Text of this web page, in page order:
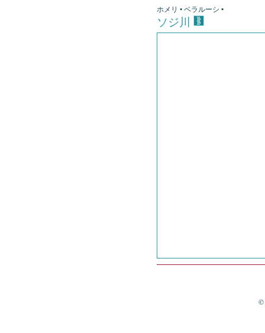
ホメリ • ベラルーシ •
ソジ川
©